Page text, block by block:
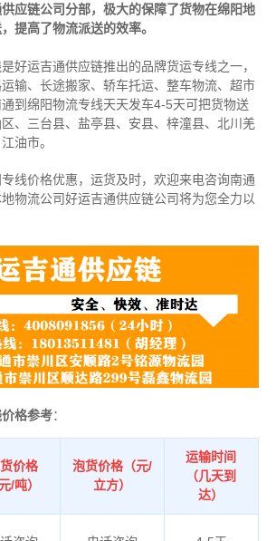
应链公司分部，极大的保障了货物在绵阳地
提高了物流派送的效率。
好运吉通供应链推出的品牌货运专线之一，
输、长途搬家、轿车托运、整车物流、超市
到 绵阳物流专线天天发车4-5天可把货物送
、三台县、盐亭县、安县、梓潼县、北川羌
油市。
线价格优惠，运货及时，欢迎来电咨询南通
物流公司好运吉通供应链公司将为您全力以
格参考：
价格
元/吨）
泡货价格（元/
立方）
运输时间
（几天到
达）